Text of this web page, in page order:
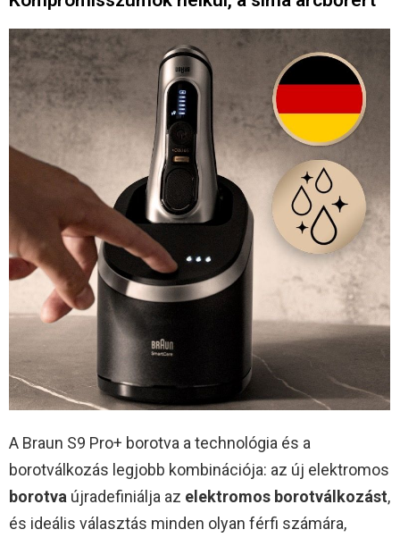
A Braun S9 Pro+ borotva a technológia és a
borotválkozás legjobb kombinációja: az új elektromos
borotva újradefiniálja az elektromos borotválkozást,
és ideális választás minden olyan férfi számára,